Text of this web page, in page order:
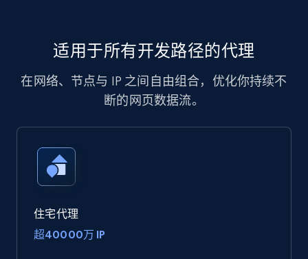
适用于所有开发路径的代理
在网络、节点与 IP 之间自由组合，优化你持续不
断的网页数据流。
住宅代理
超40000万 IP